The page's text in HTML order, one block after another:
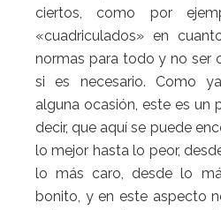
ciertos, como por
«cuadriculados» en
normas para todo y no ser
si es necesario. Como
alguna ocasión, este es un
decir, que aquí se puede
lo mejor hasta lo peor,
lo más caro, desde lo
bonito, y en este aspecto